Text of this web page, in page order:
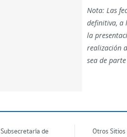
Nota: Las
definitiva, a
la
realización
sea de
Subsecretaría de
Otros